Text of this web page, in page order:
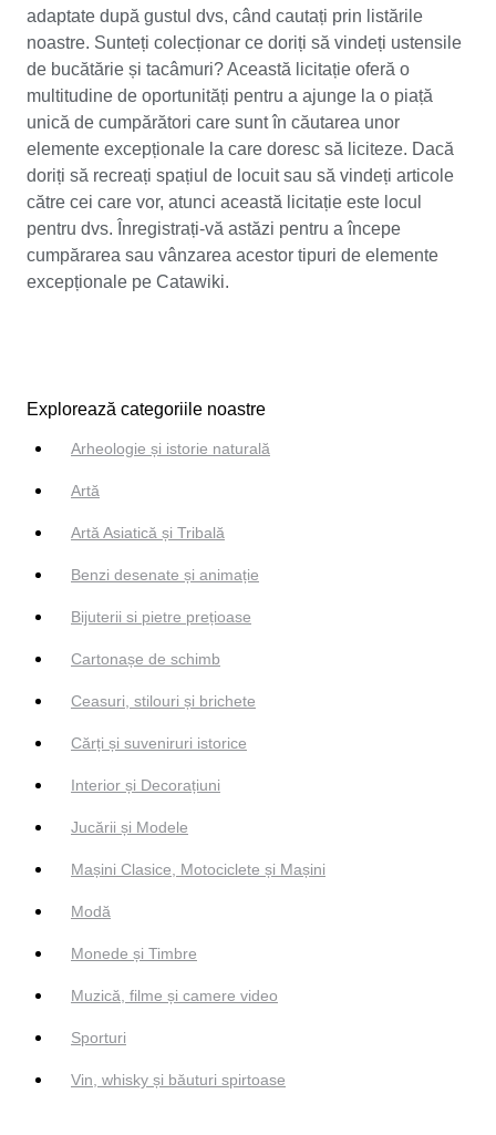
adaptate după gustul dvs, când cautați prin listările
noastre. Sunteți colecționar ce doriți să vindeți ustensile
de bucătărie și tacâmuri? Această licitație oferă o
multitudine de oportunități pentru a ajunge la o piață
unică de cumpărători care sunt în căutarea unor
elemente excepționale la care doresc să liciteze. Dacă
doriți să recreați spațiul de locuit sau să vindeți articole
către cei care vor, atunci această licitație este locul
pentru dvs. Înregistrați-vă astăzi pentru a începe
cumpărarea sau vânzarea acestor tipuri de elemente
excepționale pe Catawiki.
Explorează categoriile noastre
Arheologie și istorie naturală
Artă
Artă Asiatică și Tribală
Benzi desenate și animație
Bijuterii si pietre prețioase
Cartonașe de schimb
Ceasuri, stilouri și brichete
Cărți și suveniruri istorice
Interior și Decorațiuni
Jucării și Modele
Mașini Clasice, Motociclete și Mașini
Modă
Monede și Timbre
Muzică, filme și camere video
Sporturi
Vin, whisky și băuturi spirtoase